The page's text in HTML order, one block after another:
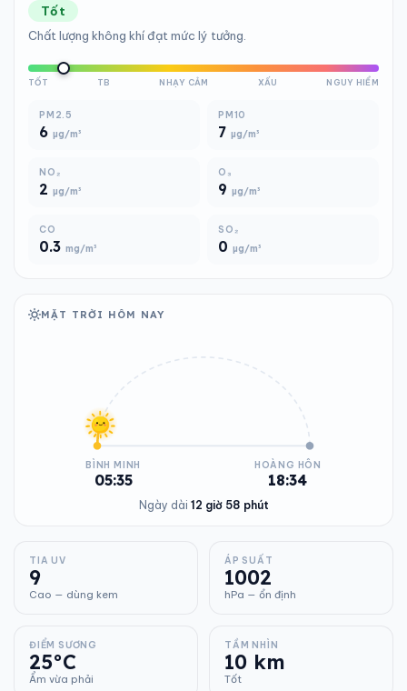
Tốt
Chất lượng không khí đạt mức lý tưởng.
TỐT TB NHẠY CẢM XẤU NGUY HIỂM
PM2.5
6 µg/m³
PM10
7 µg/m³
NO₂
2 µg/m³
O₃
9 µg/m³
CO
0.3 mg/m³
SO₂
0 µg/m³
MẶT TRỜI HÔM NAY
BÌNH MINH
05:35
HOÀNG HÔN
18:34
Ngày dài 12 giờ 58 phút
TIA UV
9
Cao — dùng kem
ÁP SUẤT
1002
hPa — ổn định
ĐIỂM SƯƠNG
25°C
Ẩm vừa phải
TẦM NHÌN
10 km
Tốt